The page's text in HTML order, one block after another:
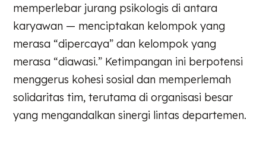
memperlebar jurang psikologis di antara
karyawan — menciptakan kelompok yang
merasa “dipercaya” dan kelompok yang
merasa “diawasi.” Ketimpangan ini berpotensi
menggerus kohesi sosial dan memperlemah
solidaritas tim, terutama di organisasi besar
yang mengandalkan sinergi lintas departemen.